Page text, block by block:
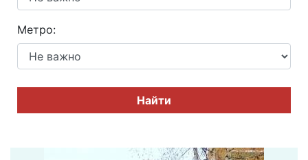
Метро:
Найти